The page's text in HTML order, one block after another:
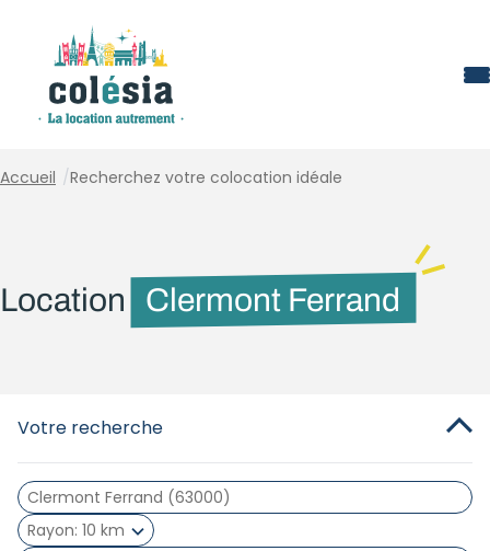
Accueil /Recherchez votre colocation idéale
Location Clermont Ferrand
Votre recherche
Rayon 10 km